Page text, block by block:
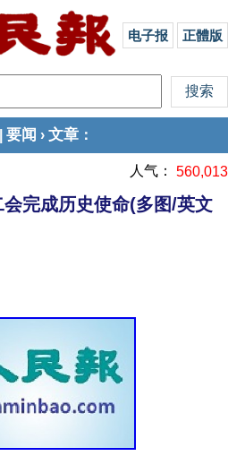
电子报 正體版
要闻 › 文章 ：
人气： 560,013
完成历史使命(多图/英文